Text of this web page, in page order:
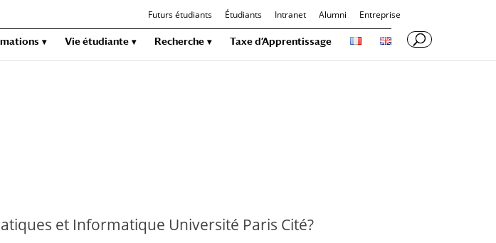
Futurs étudiants Étudiants Intranet Alumni Entreprise
Vie étudiante Recherche Taxe d’Apprentissage
et Informatique Université Paris Cité?